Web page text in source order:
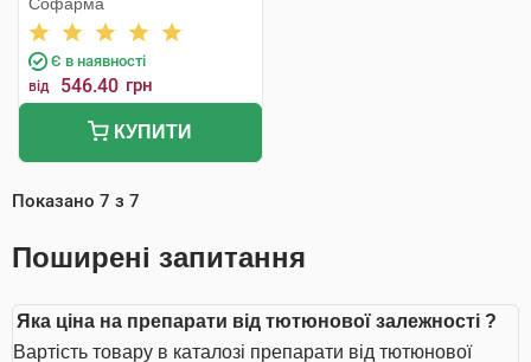
Є в наявності
від 546.40 грн
КУПИТИ
Показано 7 з 7
Поширені запитання
Яка ціна на препарати від тютюнової залежності ?
Вартість товару в каталозі препарати від тютюнової